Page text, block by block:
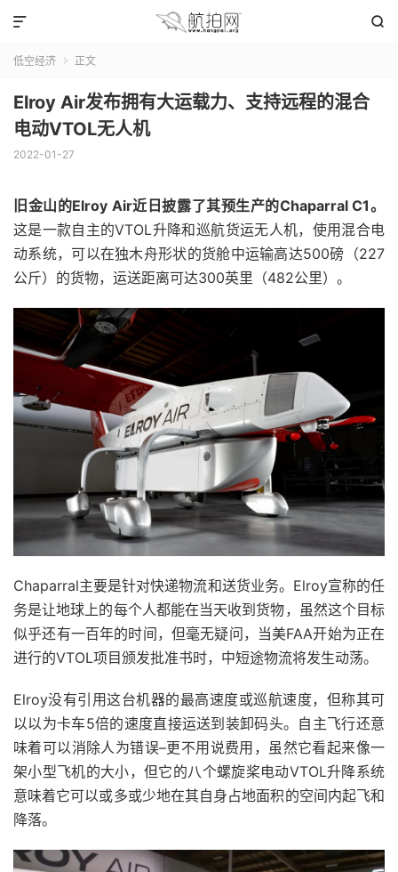


低空经济  正文
Elroy Air发布拥有大运载力、支持远程的混合
电动VTOL无人机
2022-01-27
旧金山的Elroy Air近日披露了其预生产的Chaparral C1。
这是一款自主的VTOL升降和巡航货运无人机，使用混合电
动系统，可以在独木舟形状的货舱中运输高达500磅（227
公斤）的货物，运送距离可达300英里（482公里）。
Chaparral主要是针对快递物流和送货业务。Elroy宣称的任
务是让地球上的每个人都能在当天收到货物，虽然这个目标
似乎还有一百年的时间，但毫无疑问，当美FAA开始为正在
进行的VTOL项目颁发批准书时，中短途物流将发生动荡。
Elroy没有引用这台机器的最高速度或巡航速度，但称其可
以以为卡车5倍的速度直接运送到装卸码头。自主飞行还意
味着可以消除人为错误–更不用说费用，虽然它看起来像一
架小型飞机的大小，但它的八个螺旋桨电动VTOL升降系统
意味着它可以或多或少地在其自身占地面积的空间内起飞和
降落。